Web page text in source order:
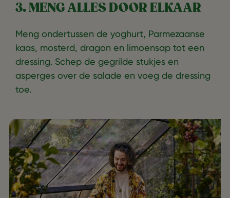
3. MENG ALLES DOOR ELKAAR
Meng ondertussen de yoghurt, Parmezaanse
kaas, mosterd, dragon en limoensap tot een
dressing. Schep de gegrilde stukjes en
asperges over de salade en voeg de dressing
toe.